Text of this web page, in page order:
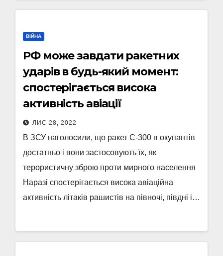
ВІЙНА
РФ може завдати ракетних
ударів в будь-який момент:
спостерігається висока
активність авіації
ЛИС 28, 2022
В ЗСУ наголосили, що ракет С-300 в окупантів
достатньо і вони застосовують їх, як
терористичну зброю проти мирного населення
Наразі спостерігається висока авіаційна
активність літаків рашистів на півночі, півдні і…